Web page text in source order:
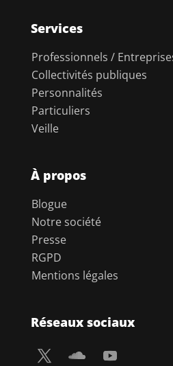
Services
Professionnels /
Collectivités publiques
Personnalités
Particuliers
Veille
À propos
Blogue
Notre société
Presse
RGPD
Mentions légales
Réseaux sociaux